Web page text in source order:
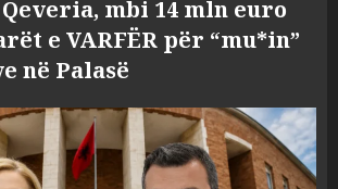
mbi 14 mln euro
e VARFËR për “mu*in”
në Palasë